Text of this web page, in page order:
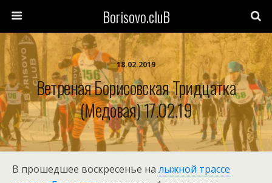
Borisovo.cluB
18.02.2019
Ветреная Борисовская Тридцатка
(Медовая) 17.02.19
В прошедшее воскресенье на лыжной трассе